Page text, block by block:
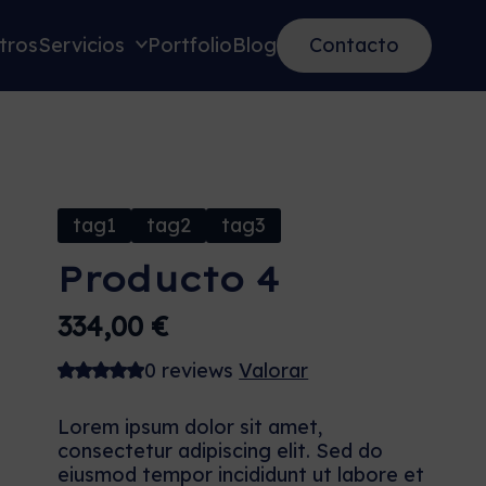
Servicios PortfolioBlog Contacto
tag1 tag2 tag3
Producto 4
334,00 €
0 reviewsValorar
Lorem ipsum dolor sit amet,
consectetur adipiscing elit. Sed do
eiusmod tempor incididunt ut labore et